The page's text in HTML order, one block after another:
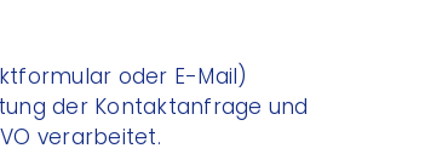
oder E-Mail)
der Kontaktanfrage und
verarbeitet.